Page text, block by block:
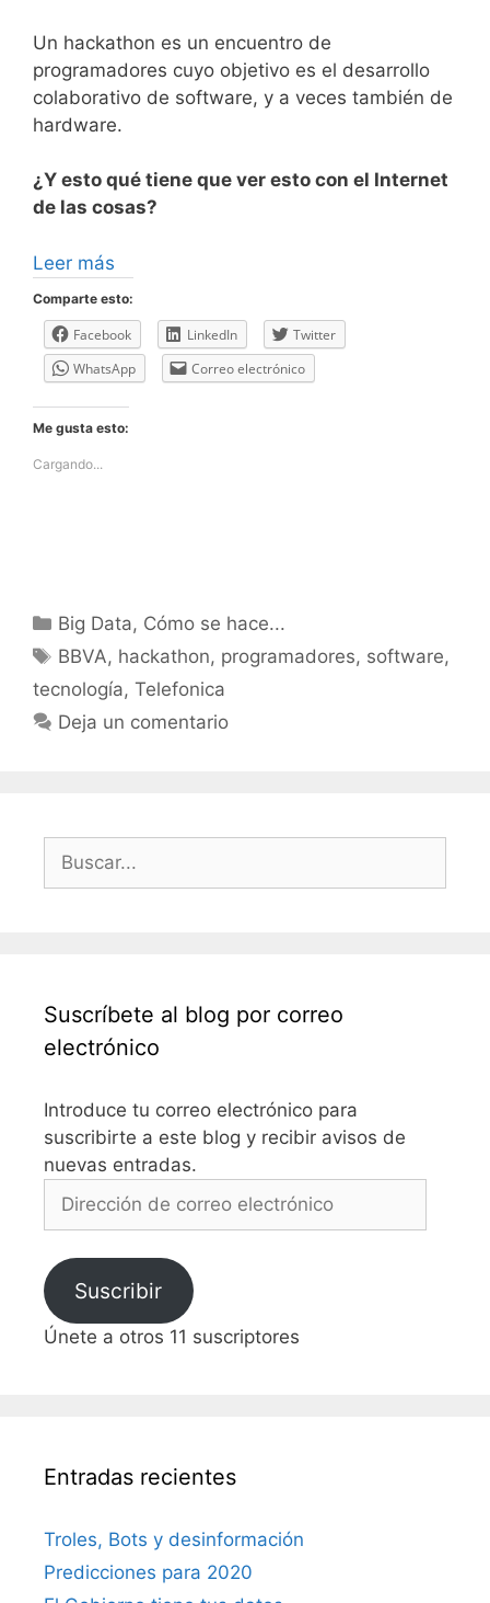
Un hackathon es un encuentro de
programadores cuyo objetivo es el desarrollo
colaborativo de software, y a veces también de
hardware.
¿Y esto qué tiene que ver esto con el Internet
de las cosas?
Leer más
Comparte esto:
Facebook LinkedIn
Twitter
WhatsApp
Correo electrónico
Me gusta esto:
Cargando...
Categorías
Big Data, Cómo se hace...
Etiquetas
BBVA, hackathon, programadores, software,
tecnología, Telefonica
Deja un comentario
Suscríbete al blog por correo
electrónico
Introduce tu correo electrónico para
suscribirte a este blog y recibir avisos de
nuevas entradas.
de
electrónico
Suscribir
Únete a otros 11 suscriptores
Entradas recientes
Troles, Bots y desinformación
Predicciones para 2020